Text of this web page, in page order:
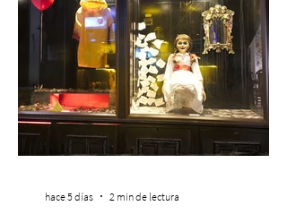
hace 5 días 2 min de lectura